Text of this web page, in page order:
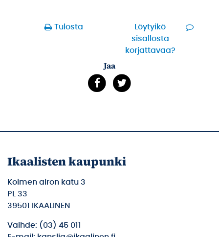
Tulosta
Löytyikö
sisällöstä
korjattavaa?
Jaa
Ikaalisten kaupunki
Kolmen airon katu 3
PL 33
39501 IKAALINEN
Vaihde: (03) 45 011